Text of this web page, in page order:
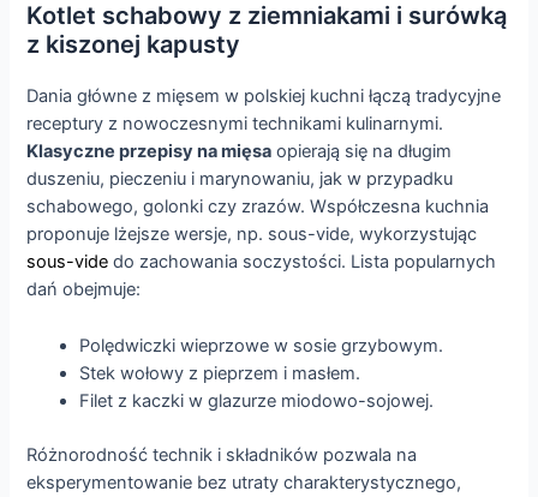
Kotlet schabowy z ziemniakami i surówką
z kiszonej kapusty
Dania główne z mięsem w polskiej kuchni łączą tradycyjne
receptury z nowoczesnymi technikami kulinarnymi.
Klasyczne przepisy na mięsa opierają się na długim
duszeniu, pieczeniu i marynowaniu, jak w przypadku
schabowego, golonki czy zrazów. Współczesna kuchnia
proponuje lżejsze wersje, np. sous-vide, wykorzystując
sous-vide do zachowania soczystości. Lista popularnych
dań obejmuje:
Polędwiczki wieprzowe w sosie grzybowym.
Stek wołowy z pieprzem i masłem.
Filet z kaczki w glazurze miodowo-sojowej.
Różnorodność technik i składników pozwala na
eksperymentowanie bez utraty charakterystycznego,